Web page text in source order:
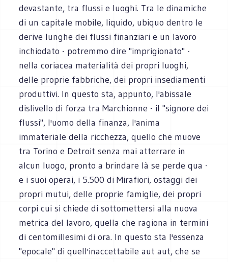
devastante, tra flussi e luoghi. Tra le dinamiche
di un capitale mobile, liquido, ubiquo dentro le
derive lunghe dei flussi finanziari e un lavoro
inchiodato - potremmo dire "imprigionato" -
nella coriacea materialità dei propri luoghi,
delle proprie fabbriche, dei propri insediamenti
produttivi. In questo sta, appunto, l'abissale
dislivello di forza tra Marchionne - il "signore dei
flussi", l'uomo della finanza, l'anima
immateriale della ricchezza, quello che muove
tra Torino e Detroit senza mai atterrare in
alcun luogo, pronto a brindare là se perde qua -
e i suoi operai, i 5.500 di Mirafiori, ostaggi dei
propri mutui, delle proprie famiglie, dei propri
corpi cui si chiede di sottomettersi alla nuova
metrica del lavoro, quella che ragiona in termini
di centomillesimi di ora. In questo sta l'essenza
"epocale" di quell'inaccettabile aut aut, che se